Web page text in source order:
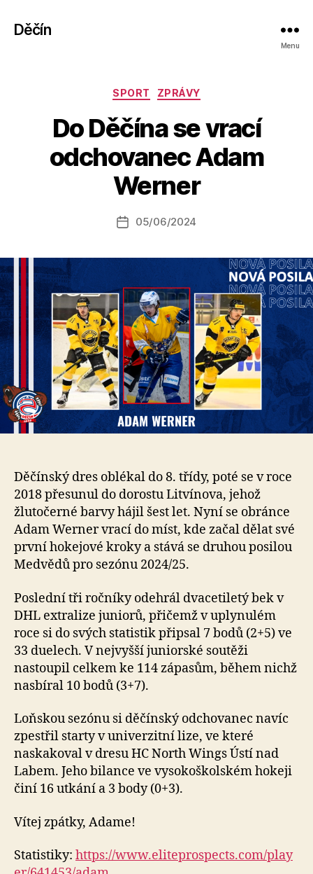
Děčín
Menu
Rubriky
SPORT ZPRÁVY
Do Děčína se vrací
odchovanec Adam
Werner
Autor
příspěvku
u
o
a
Datum
05/06/2024
Děčínský dres oblékal do 8. třídy, poté se v roce
2018 přesunul do dorostu Litvínova, jehož
žlutočerné barvy hájil šest let. Nyní se obránce
Adam Werner vrací do míst, kde začal dělat své
první hokejové kroky a stává se druhou posilou
Medvědů pro sezónu 2024/25.
Poslední tři ročníky odehrál dvacetiletý bek v
DHL extralize juniorů, přičemž v uplynulém
roce si do svých statistik připsal 7 bodů (2+5) ve
33 duelech. V nejvyšší juniorské soutěži
nastoupil celkem ke 114 zápasům, během nichž
nasbíral 10 bodů (3+7).
Loňskou sezónu si děčínský odchovanec navíc
zpestřil starty v univerzitní lize, ve které
naskakoval v dresu HC North Wings Ústí nad
Labem. Jeho bilance ve vysokoškolském hokeji
činí 16 utkání a 3 body (0+3).
Vítej zpátky, Adame!
Statistiky: https://www.eliteprospects.com/play